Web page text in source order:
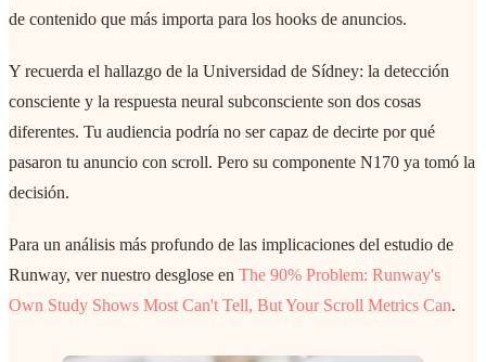
de contenido que más importa para los hooks de anuncios.
Y recuerda el hallazgo de la Universidad de Sídney: la detección
consciente y la respuesta neural subconsciente son dos cosas
diferentes. Tu audiencia podría no ser capaz de decirte por qué
pasaron tu anuncio con scroll. Pero su componente N170 ya tomó la
decisión.
Para un análisis más profundo de las implicaciones del estudio de
Runway, ver nuestro desglose en The 90% Problem: Runway's
Own Study Shows Most Can't Tell, But Your Scroll Metrics Can.